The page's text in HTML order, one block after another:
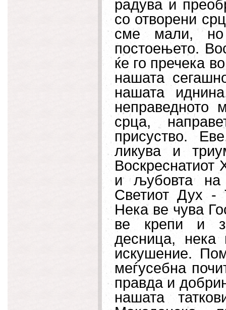
радува и
со отворени
сме мали, но
постоењето.
ќе го пречека
нашата
нашата
неправедното
срца,
присуство.
ликува и
Воскреснатиот
и љубовта на
Светиот Дух -
Нека ве чува
ве крепи и
десница,
искушение.
меѓусебна
правда и
нашата